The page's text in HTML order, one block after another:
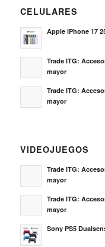
CELULARES
Apple iPhone 17
Trade ITG:
mayor
Trade ITG:
mayor
VIDEOJUEGOS
Trade ITG:
mayor
Trade ITG:
mayor
Sony PS5